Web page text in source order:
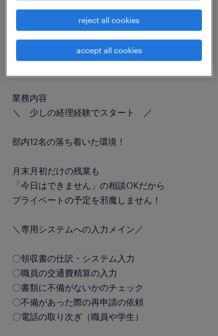
職種
経理（経理事務）・英文経理
業務内容
＼ 少しの経理経験でスタート ／
部内12名の落ち着いた環境！
月末月初だけの残業も
「今日はできません」の相談OKだから
プライベートの予定を邪魔しません！
＼専用システムへの入力メイン／
〇領収書の仕訳・システム入力
〇職員の交通費精算の入力
〇書類に不備がないかのチェック
〇不備があった際の再申請の依頼
〇電話の取り次ぎ（職員や学生）
reject all cookies
accept all cookies